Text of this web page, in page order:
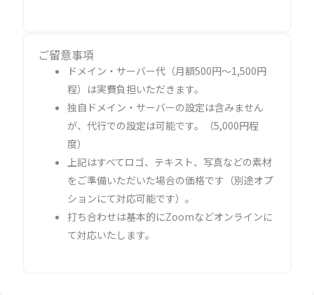
ご留意事項
ドメイン・サーバー代（月額500円～1,500円
程）は実費負担いただきます。
独自ドメイン・サーバーの設定は含みません
が、代行での設定は可能です。（5,000円程
度）
上記はすべてロゴ、テキスト、写真などの素材
をご準備いただいた場合の価格です（別途オプ
ションにて対応可能です）。
打ち合わせは基本的にZoomなどオンラインに
て対応いたします。